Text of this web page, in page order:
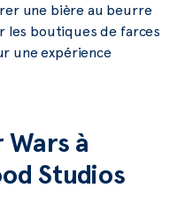
une bière au beurre
les boutiques de farces
une expérience
Wars à
Studios